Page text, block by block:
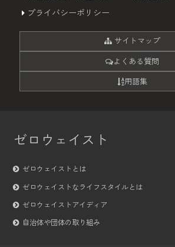
プライバシーポリシー
サイトマップ
よくある質問
用語集
ゼロウェイスト
ゼロウェイストとは
ゼロウェイストなライフスタイルとは
ゼロウェイストアイディア
自治体や団体の取り組み